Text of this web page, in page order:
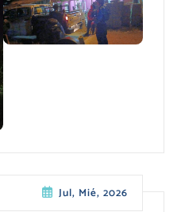
Jul, Mié, 2026